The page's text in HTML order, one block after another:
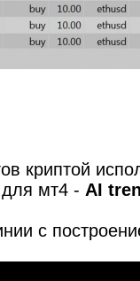
криптой
мт4 - AI
с